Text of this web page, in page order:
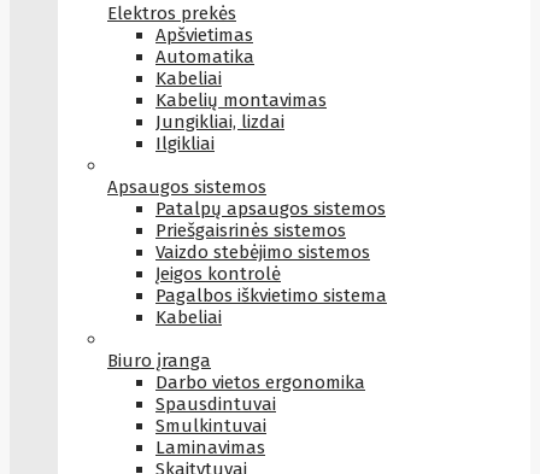
Elektros prekės
Apšvietimas
Automatika
Kabeliai
Kabelių montavimas
Jungikliai, lizdai
Ilgikliai
Apsaugos sistemos
Patalpų apsaugos sistemos
Priešgaisrinės sistemos
Vaizdo stebėjimo sistemos
Įeigos kontrolė
Pagalbos iškvietimo sistema
Kabeliai
Biuro įranga
Darbo vietos ergonomika
Spausdintuvai
Smulkintuvai
Laminavimas
Skaitytuvai